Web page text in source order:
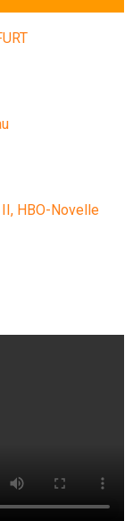
HBO-Novelle